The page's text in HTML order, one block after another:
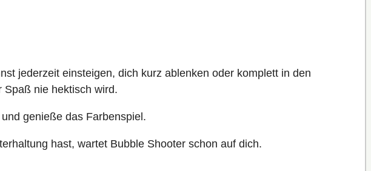
jederzeit einsteigen, dich kurz ablenken oder komplett in den
Spaß nie hektisch wird.
genieße das Farbenspiel.
hast, wartet Bubble Shooter schon auf dich.